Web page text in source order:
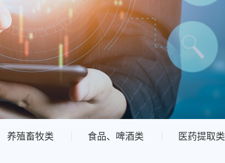
养殖畜牧类 食品、啤酒类 医药提取类